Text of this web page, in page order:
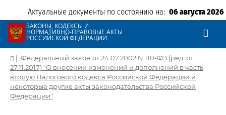
Актуальные документы по состоянию на: 06 августа 2026
ЗАКОНЫ, КОДЕКСЫ И
НОРМАТИВНО-ПРАВОВЫЕ АКТЫ
РОССИЙСКОЙ ФЕДЕРАЦИИ
| Федеральный закон от 24.07.2002 N 110-ФЗ (ред. от
27.11.2017) "О внесении изменений и дополнений в часть
вторую Налогового кодекса Российской Федерации и
некоторые другие акты законодательства Российской
Федерации"